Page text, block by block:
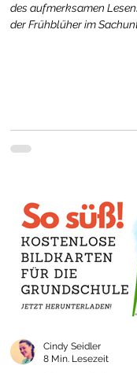
des aufmerksamen
der Frühblüher im
Cindy Seidler
8 Min. Lesezeit